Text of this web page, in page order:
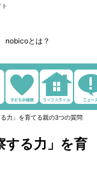
nobicoとは？
力」を育てる親の3つの質問
する力」を育